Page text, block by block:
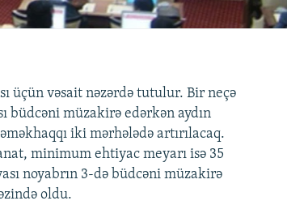
üçün vəsait nəzərdə tutulur. Bir neçə
büdcəni müzakirə edərkən aydın
iki mərhələdə artırılacaq.
minimum ehtiyac meyarı isə 35
noyabrın 3-də büdcəni müzakirə
oldu.